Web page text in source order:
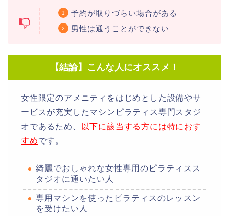
予約が取りづらい場合がある
男性は通うことができない
【結論】こんな人にオススメ！
女性限定のアメニティをはじめとした設備やサ
ービスが充実したマシンピラティス専門スタジ
オであるため、
以下に該当する方には特におす
すめです。
綺麗でおしゃれな女性専用のピラティスス
タジオに通いたい人
専用マシンを使ったピラティスのレッスン
を受けたい人